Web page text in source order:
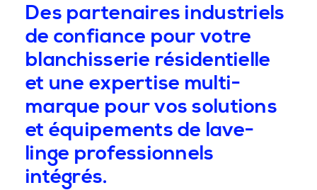
Des partenaires industriels
de confiance pour votre
blanchisserie résidentielle
et une expertise multi-
marque pour vos solutions
et équipements de lave-
linge professionnels
intégrés.